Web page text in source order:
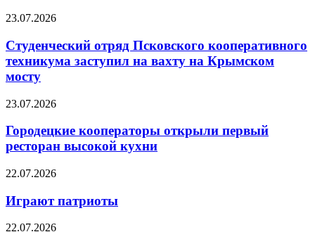
23.07.2026
Студенческий отряд Псковского кооперативного
техникума заступил на вахту на Крымском
мосту
23.07.2026
Городецкие кооператоры открыли первый
ресторан высокой кухни
22.07.2026
Играют патриоты
22.07.2026